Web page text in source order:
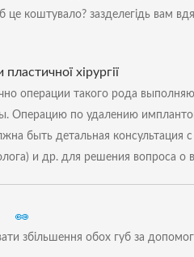
це коштувало? зазделегідь вам
хірургії
операции такого рода
Операцию по удалению
быть детальная консультация
и др. для решения вопроса
збільшення обох губ за